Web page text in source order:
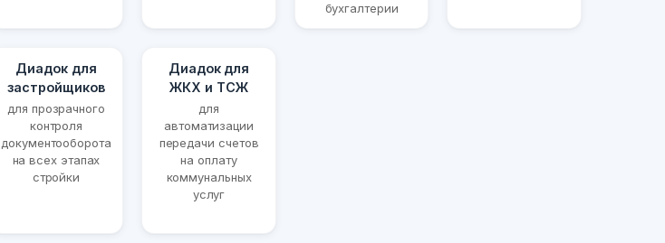
бухгалтерии
Диадок для
застройщиков
для прозрачного
контроля
документооборота
на всех этапах
стройки
Диадок для
ЖКХ и ТСЖ
для
автоматизации
передачи счетов
на оплату
коммунальных
услуг